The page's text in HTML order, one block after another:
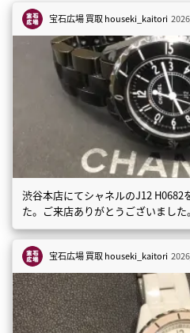
宝石広場 買取houseki_kaitori
渋谷本店にてシャネルのJ12 H0682
た。ご来店ありがとうございました。
宝石広場 買取houseki_kaitori